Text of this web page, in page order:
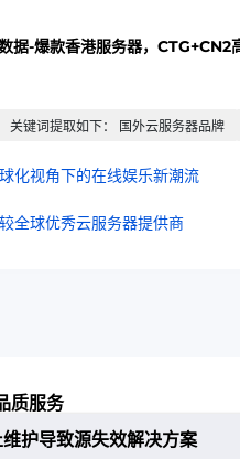
据-爆款香港服务器，CTG+CN2
关键词提取如下： 国外云服务器品牌
化视角下的在线娱乐新潮流
全球优秀云服务器提供商
质服务
护导致源失效解决方案